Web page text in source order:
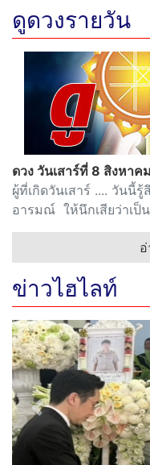
ดูดวงรายวัน
ดวง วันเสาร์ที่ 8 สิงหาค
ผู้ที่เกิดวันเสาร์ .... วันนี้
อารมณ์ ให้นึกเสียว่าเป็
ข่าวไฮไลท์
Previous